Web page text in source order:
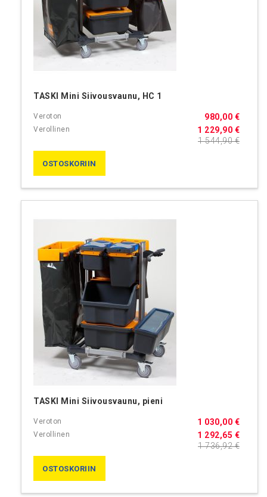
TASKI Mini Siivousvaunu, HC 1
1 229,90 €
980,00 €
1 544,90 €
OSTOSKORIIN
TASKI Mini Siivousvaunu, pieni
1 292,65 €
1 030,00 €
1 736,92 €
OSTOSKORIIN